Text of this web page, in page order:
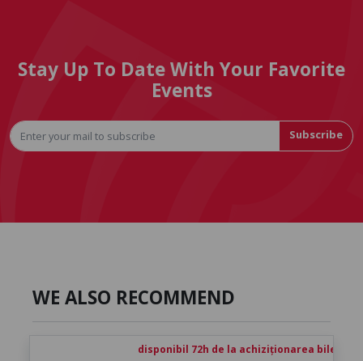
Stay Up To Date With Your Favorite
Events
Subscribe
WE ALSO RECOMMEND
disponibil 72h de la achiziționarea biletului